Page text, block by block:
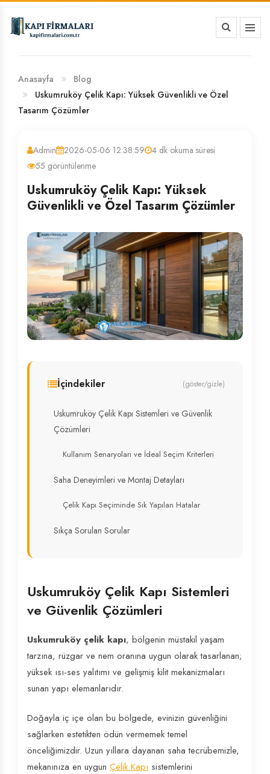
BANKA HESAP NUMARALARIMIZ
Anasayfa
Blog
Uskumruköy Çelik Kapı: Yüksek Güvenlikli ve Özel
Tasarım Çözümler
Admin 2026-05-06 12:38:59
4 dk okuma süresi
55 görüntülenme
Uskumruköy Çelik Kapı: Yüksek
Güvenlikli ve Özel Tasarım Çözümler
İçindekiler (göster/gizle)
Uskumruköy Çelik Kapı Sistemleri ve Güvenlik
Çözümleri
Kullanım Senaryoları ve İdeal Seçim Kriterleri
Saha Deneyimleri ve Montaj Detayları
Çelik Kapı Seçiminde Sık Yapılan Hatalar
Sıkça Sorulan Sorular
Uskumruköy Çelik Kapı Sistemleri
ve Güvenlik Çözümleri
Uskumruköy çelik kapı, bölgenin müstakil yaşam
tarzına, rüzgar ve nem oranına uygun olarak tasarlanan;
yüksek ısı-ses yalıtımı ve gelişmiş kilit mekanizmaları
sunan yapı elemanlarıdır.
Doğayla iç içe olan bu bölgede, evinizin güvenliğini
sağlarken estetikten ödün vermemek temel
önceliğimizdir. Uzun yıllara dayanan saha tecrübemizle,
mekanınıza en uygun Çelik Kapı sistemlerini